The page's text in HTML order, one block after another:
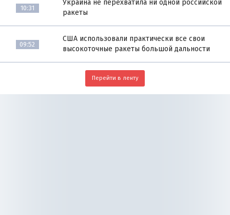
10:31
Украина не перехватила ни одной российской
ракеты
09:52
США использовали практически все свои
высокоточные ракеты большой дальности
Перейти в ленту